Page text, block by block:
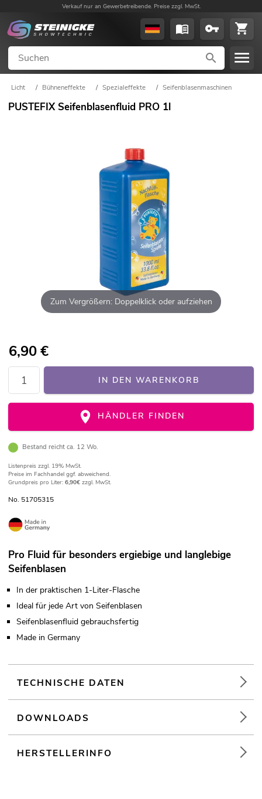
Verkauf nur an Gewerbetreibende. Preise zzgl. MwSt.
Licht / Bühneneffekte / Spezialeffekte / Seifenblasenmaschinen
PUSTEFIX Seifenblasenfluid PRO 1l
Zum Vergrößern: Doppelklick oder aufziehen
6,90€
IN DEN WARENKORB
HÄNDLER FINDEN
Bestand reicht ca. 12 Wo.
Listenpreis zzgl. 19% MwSt.
Preise im Fachhandel ggf. abweichend.
Grundpreis pro Liter: 6,90€ zzgl. MwSt.
No. 51705315
Pro Fluid für besonders ergiebige und langlebige
Seifenblasen
In der praktischen 1-Liter-Flasche
Ideal für jede Art von Seifenblasen
Seifenblasenfluid gebrauchsfertig
Made in Germany
TECHNISCHE DATEN
DOWNLOADS
HERSTELLERINFO